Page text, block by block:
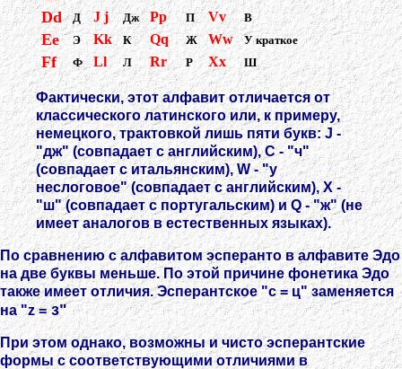
Dd Д J j Дж Pp П Vv В
Ee Э Kk К Qq Ж Ww У краткое
Ff Ф Ll Л Rr Р Xx Ш
Фактически, этот алфавит отличается от
классического латинского или, к примеру,
немецкого, трактовкой лишь пяти букв: J -
"дж" (совпадает с английским), C - "ч"
(совпадает с итальянским), W - "у
неслоговое" (совпадает с английским), X -
"ш" (совпадает с португальским) и Q - "ж" (не
имеет аналогов в естественных языках).
По сравнению с алфавитом эсперанто в алфавите Эдо
на две буквы меньше. По этой причине фонетика Эдо
также имеет отличия. Эсперантское "c = ц" заменяется
на "z =з"
При этом однако, возможны и чисто эсперантские
формы с соответствующими отличиями в